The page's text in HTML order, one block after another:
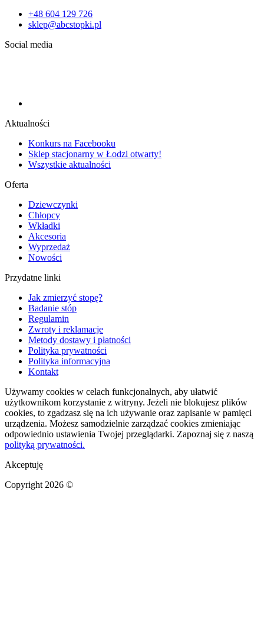
+48 604 129 726
sklep@abcstopki.pl
Social media
Aktualności
Konkurs na Facebooku
Sklep stacjonarny w Łodzi otwarty!
Wszystkie aktualności
Oferta
Dziewczynki
Chłopcy
Wkładki
Akcesoria
Wyprzedaż
Nowości
Przydatne linki
Jak zmierzyć stopę?
Badanie stóp
Regulamin
Zwroty i reklamacje
Metody dostawy i płatności
Polityka prywatności
Polityka informacyjna
Kontakt
Używamy cookies w celach funkcjonalnych, aby ułatwić
użytkownikom korzystanie z witryny. Jeżeli nie blokujesz plików
cookies, to zgadzasz się na ich używanie oraz zapisanie w pamięci
urządzenia. Możesz samodzielnie zarządzać cookies zmieniając
odpowiednio ustawienia Twojej przeglądarki. Zapoznaj się z naszą
polityką prywatności.
Akceptuję
Copyright 2026 ©